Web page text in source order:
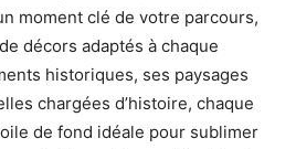
moment clé de votre parcours,
décors adaptés à chaque
historiques, ses paysages
chargées d’histoire, chaque
de fond idéale pour sublimer